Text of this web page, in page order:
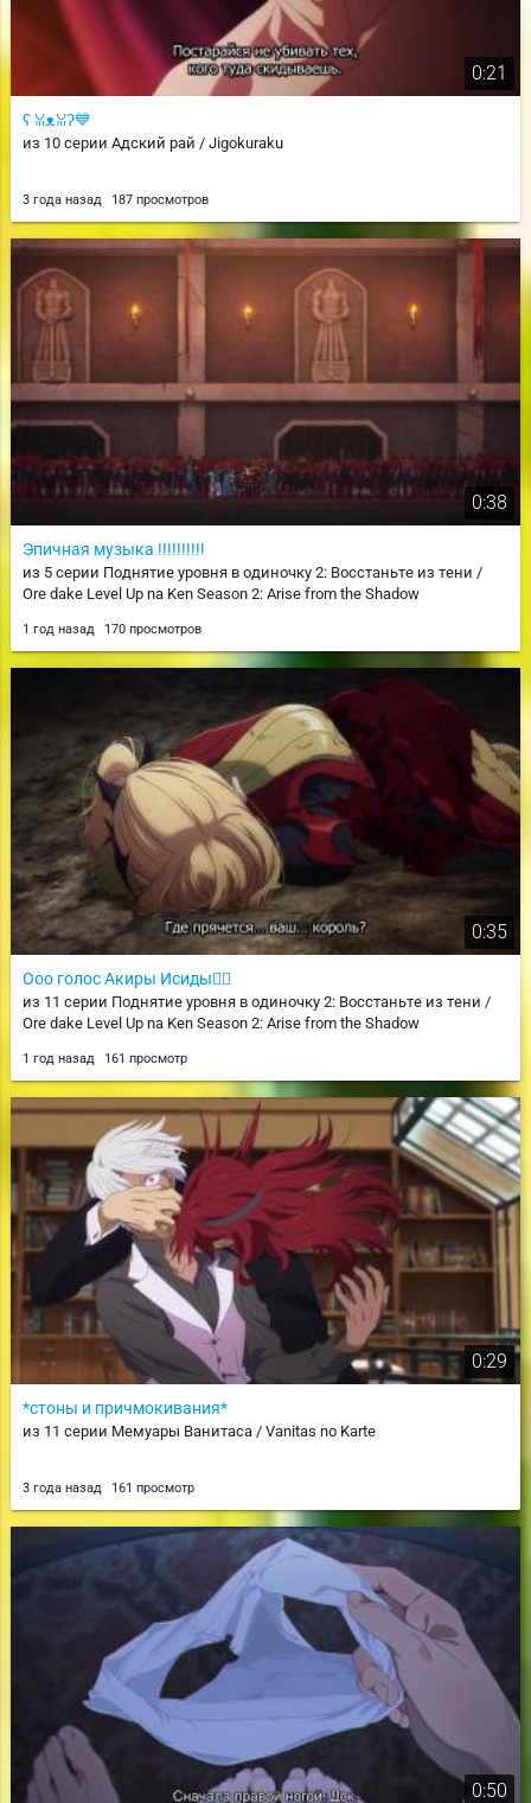
0:21
ʕ ꈍᴥꈍʔ💙
из 10 серии Адский рай / Jigokuraku
3 года назад 187 просмотров
0:38
Эпичная музыка !!!!!!!!!!
из 5 серии Поднятие уровня в одиночку 2: Восстаньте из тени /
Ore dake Level Up na Ken Season 2: Arise from the Shadow
1 год назад 170 просмотров
0:35
Ооо голос Акиры Исиды❤️‍🔥
из 11 серии Поднятие уровня в одиночку 2: Восстаньте из тени /
Ore dake Level Up na Ken Season 2: Arise from the Shadow
1 год назад 161 просмотр
0:29
*стоны и причмокивания*
из 11 серии Мемуары Ванитаса / Vanitas no Karte
3 года назад 161 просмотр
0:50